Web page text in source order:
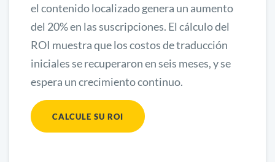
el contenido localizado genera un aumento
del 20% en las suscripciones. El cálculo del
ROI muestra que los costos de traducción
iniciales se recuperaron en seis meses, y se
espera un crecimiento continuo.
CALCULE SU ROI